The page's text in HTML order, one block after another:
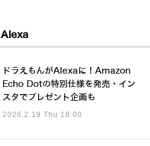
Alexa
ドラえもんがAlexaに！Amazon
Echo Dotの特別仕様を発売・イン
スタでプレゼント企画も
2026.2.19 Thu 18:00